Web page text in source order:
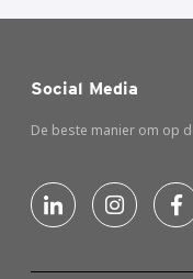
Social Media
De beste manier om op